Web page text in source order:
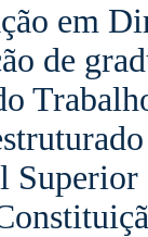
em
de